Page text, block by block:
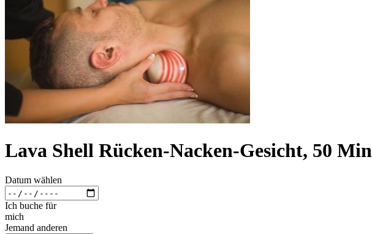
Lava Shell Rücken-Nacken-Gesicht, 50 Min
Datum wählen
Ich buche für
mich
Jemand anderen